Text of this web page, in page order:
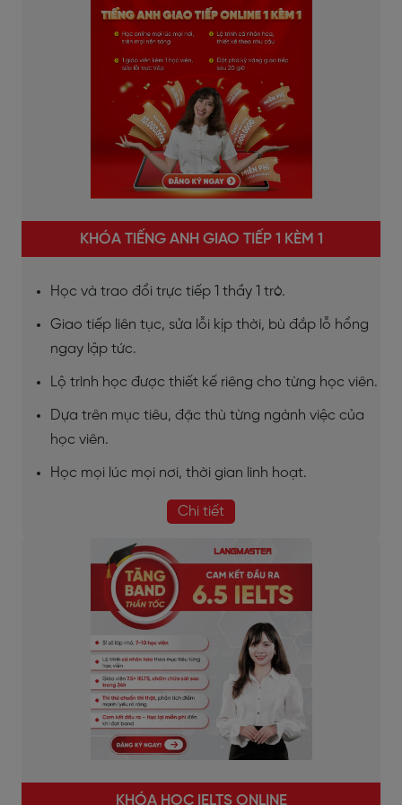
KHÓA TIẾNG ANH GIAO TIẾP 1 KÈM 1
Học và trao đổi trực tiếp 1 thầy 1 trò.
Giao tiếp liên tục, sửa lỗi kịp thời, bù đắp lỗ hổng
ngay lập tức.
Lộ trình học được thiết kế riêng cho từng học viên.
Dựa trên mục tiêu, đặc thù từng ngành việc của
học viên.
Học mọi lúc mọi nơi, thời gian linh hoạt.
Chi tiết
KHÓA HỌC IELTS ONLINE